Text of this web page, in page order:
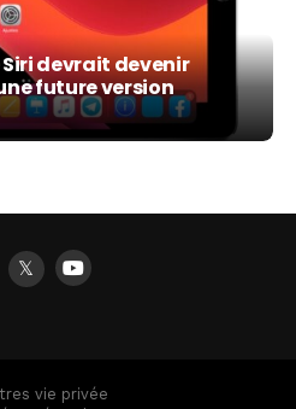
devrait devenir
future version
𝕏
vie privée